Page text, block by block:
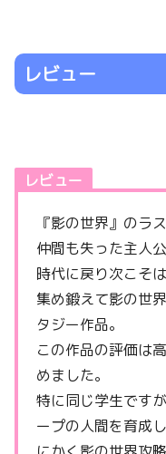
レビュー
レビュー
『影の世界』のラ
仲間も失った主人
時代に戻り次こそ
集め鍛えて影の世
タジー作品。
この作品の評価は
めました。
特に同じ学生です
ープの人間を育成